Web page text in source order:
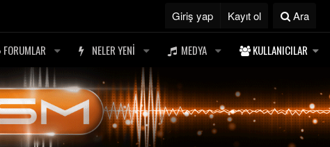
Giriş yap Kayıt ol Ara
FORUMLAR NELER YENI MEDYA KULLANICILAR